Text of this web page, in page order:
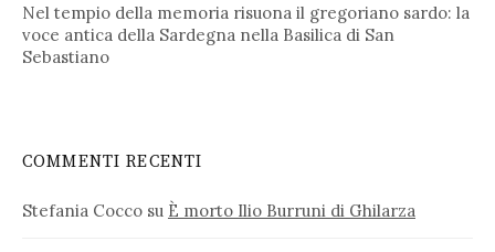
Nel tempio della memoria risuona il gregoriano sardo: la
voce antica della Sardegna nella Basilica di San
Sebastiano
COMMENTI RECENTI
Stefania Cocco su È morto Ilio Burruni di Ghilarza